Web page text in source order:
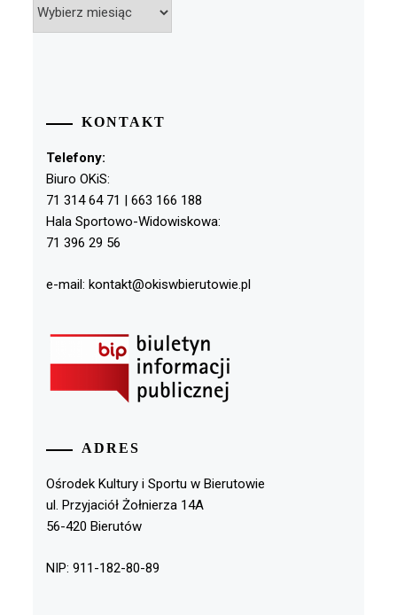
KONTAKT
Telefony:
Biuro OKiS:
71 314 64 71 | 663 166 188
Hala Sportowo-Widowiskowa:
71 396 29 56
e-mail: kontakt@okiswbierutowie.pl
ADRES
Ośrodek Kultury i Sportu w Bierutowie
ul. Przyjaciół Żołnierza 14A
56-420 Bierutów
NIP: 911-182-80-89